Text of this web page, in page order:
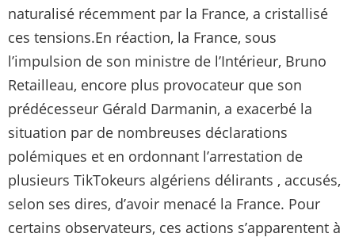
naturalisé récemment par la France, a cristallisé
ces tensions.En réaction, la France, sous
l’impulsion de son ministre de l’Intérieur, Bruno
Retailleau, encore plus provocateur que son
prédécesseur Gérald Darmanin, a exacerbé la
situation par de nombreuses déclarations
polémiques et en ordonnant l’arrestation de
plusieurs TikTokeurs algériens délirants , accusés,
selon ses dires, d’avoir menacé la France. Pour
certains observateurs, ces actions s’apparentent à